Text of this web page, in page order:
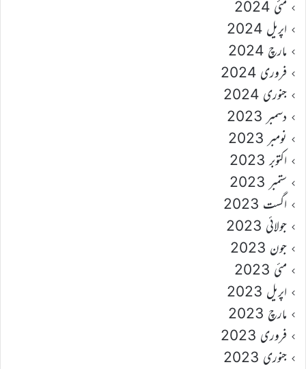
مئی 2024
اپریل 2024
مارچ 2024
فروری 2024
جنوری 2024
دسمبر 2023
نومبر 2023
اکتوبر 2023
ستمبر 2023
اگست 2023
جولائی 2023
جون 2023
مئی 2023
اپریل 2023
مارچ 2023
فروری 2023
جنوری 2023